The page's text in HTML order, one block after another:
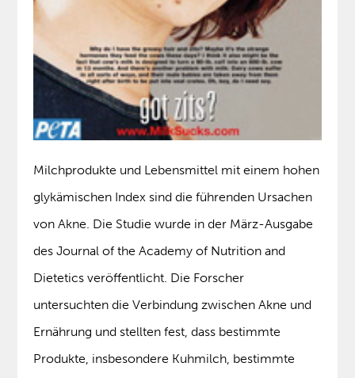
Milchprodukte und Lebensmittel mit einem hohen
glykämischen Index sind die führenden Ursachen
von Akne. Die Studie wurde in der März-Ausgabe
des Journal of the Academy of Nutrition and
Dietetics veröffentlicht. Die Forscher
untersuchten die Verbindung zwischen Akne und
Ernährung und stellten fest, dass bestimmte
Produkte, insbesondere Kuhmilch, bestimmte